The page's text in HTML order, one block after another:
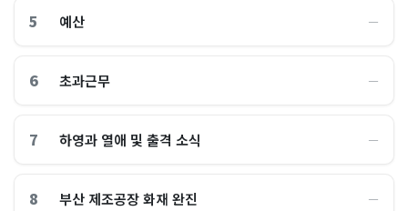
5 예산 ―
6 초과근무 ―
7 하영과 열애 및 출격 소식 ―
8 부산 제조공장 화재 완진 ―